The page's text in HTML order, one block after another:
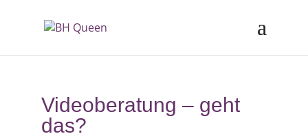
Videoberatung – geht
das?